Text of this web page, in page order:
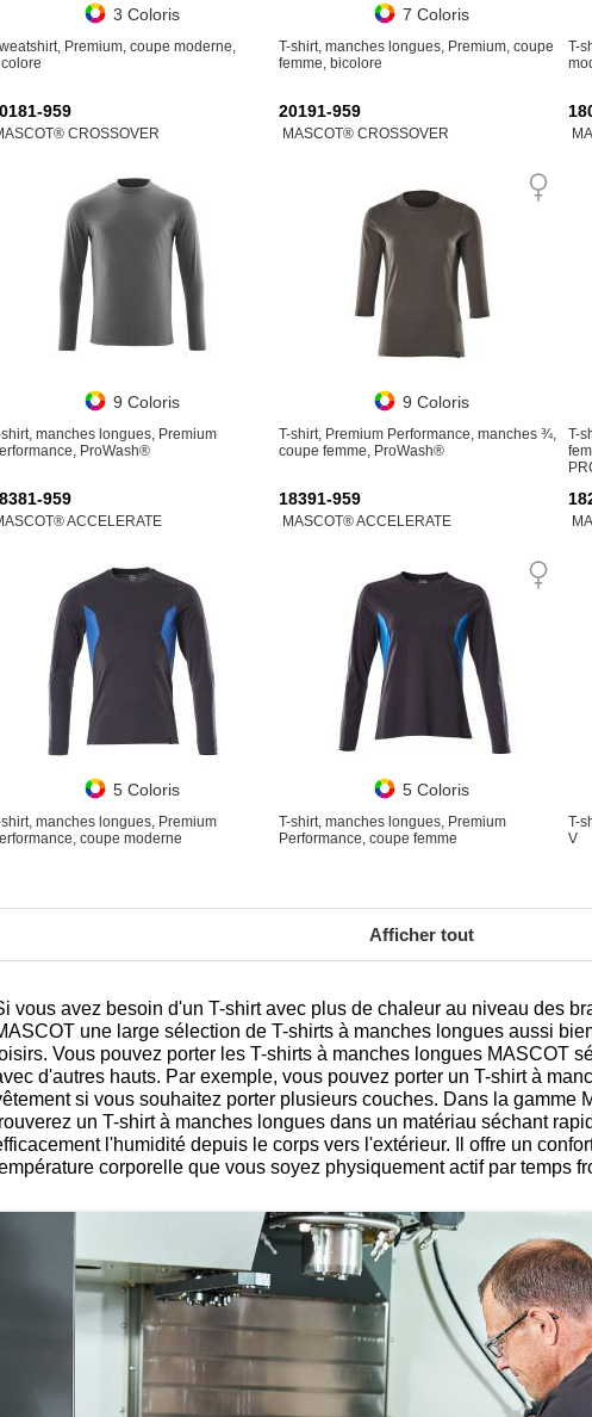
3 Coloris
Premium, coupe moderne,
7 Coloris
T-shirt, manches longues, Premium, coupe
femme, bicolore
T-
959
CROSSOVER
9 Coloris
shirt, manches longues, Premium
ProWash®
20191-959
MASCOT® CROSSOVER
9 Coloris
T-shirt, Premium Performance, manches ¾,
coupe femme, ProWash®
T-
959
ACCELERATE
5 Coloris
shirt, manches longues, Premium
coupe moderne
18391-959
MASCOT® ACCELERATE
5 Coloris
T-shirt, manches longues, Premium
Performance, coupe femme
T-
V
Afficher tout
vous avez besoin d'un T-shirt avec plus de chaleur au niveau des
une large sélection de T-shirts à manches longues aussi
Vous pouvez porter les T-shirts à manches longues MASCOT
d'autres hauts. Par exemple, vous pouvez porter un T-shirt à
si vous souhaitez porter plusieurs couches. Dans la gamme
un T-shirt à manches longues dans un matériau séchant
l'humidité depuis le corps vers l'extérieur. Il offre un
corporelle que vous soyez physiquement actif par temps